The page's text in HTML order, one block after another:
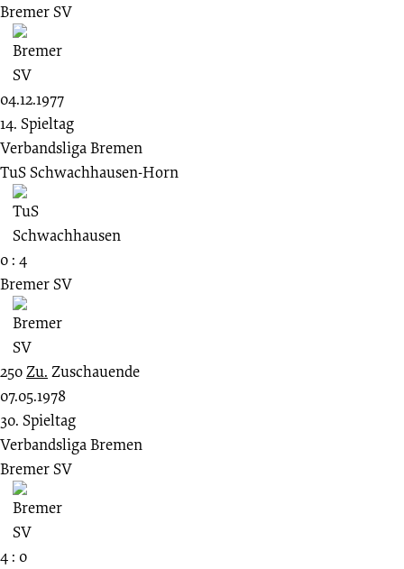
Bremer SV
04.12.1977
14. Spieltag
Verbandsliga Bremen
TuS Schwachhausen-Horn
0 : 4
Bremer SV
250Zu. Zuschauende
07.05.1978
30. Spieltag
Verbandsliga Bremen
Bremer SV
4 : 0